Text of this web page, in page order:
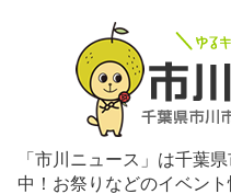
「市川ニュース」は千葉
中！お祭りなどのイベン